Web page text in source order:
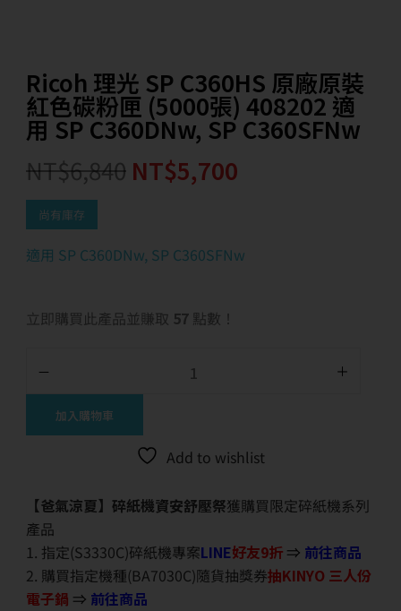
Ricoh 理光 SP C360HS 原廠原裝
紅色碳粉匣 (5000張) 408202 適
用 SP C360DNw, SP C360SFNw
NT$6,840 NT$5,700
尚有庫存
適用 SP C360DNw, SP C360SFNw
立即購買此產品並賺取 57 點數！
加入購物車
Add to wishlist
【爸氣涼夏】碎紙機資安舒壓祭獲購買限定碎紙機系列
產品
1. 指定(S3330C)碎紙機專案LINE好友9折 ⇒ 前往商品
2. 購買指定機種(BA7030C)隨貨抽獎券抽KINYO 三人份
電子鍋 ⇒ 前往商品